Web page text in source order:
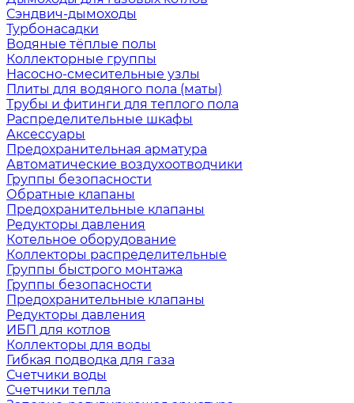
Сэндвич-дымоходы
Турбонасадки
Водяные тёплые полы
Коллекторные группы
Насосно-смесительные узлы
Плиты для водяного пола (маты)
Трубы и фитинги для теплого пола
Распределительные шкафы
Аксессуары
Предохранительная арматура
Автоматические воздухоотводчики
Группы безопасности
Обратные клапаны
Предохранительные клапаны
Редукторы давления
Котельное оборудование
Коллекторы распределительные
Группы быстрого монтажа
Группы безопасности
Предохранительные клапаны
Редукторы давления
ИБП для котлов
Коллекторы для воды
Гибкая подводка для газа
Счетчики воды
Счетчики тепла